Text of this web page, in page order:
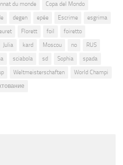
du monde
Copa del Mondo
degen epée Escrime
esgrima
Florett foil
foiretto
Julia kard Moscou no
RUS
sciabola sd Sophia
spada
Weltmeisterschaften
World Champi